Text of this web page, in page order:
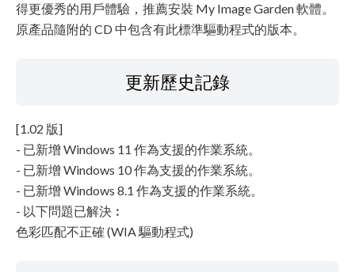
得更優秀的用戶體驗，推薦安裝 My Image Garden 軟體。
原產品隨附的 CD 中包含有此標準驅動程式的版本。
更新歷史記錄
[1.02 版]
- 已新增 Windows 11 作為支援的作業系統。
- 已新增 Windows 10 作為支援的作業系統。
- 已新增 Windows 8.1 作為支援的作業系統。
- 以下問題已解決︰
色彩匹配不正確 (WIA 驅動程式)